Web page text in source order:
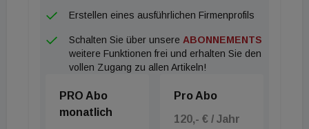
Erstellen eines ausführlichen Firmenprofils
Schalten Sie über unsere ABONNEMENTS
weitere Funktionen frei und erhalten Sie den
vollen Zugang zu allen Artikeln!
PRO Abo
monatlich
Pro Abo
120,- € / Jahr